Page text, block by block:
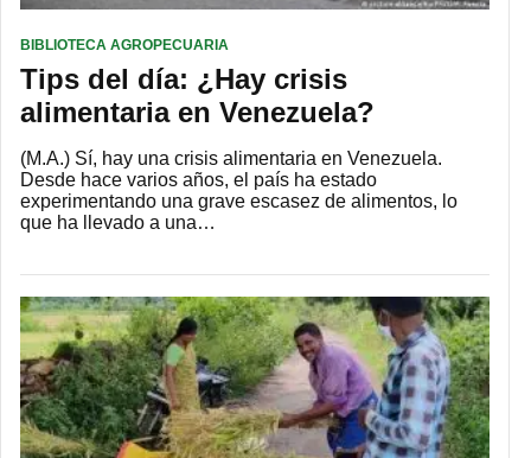
BIBLIOTECA AGROPECUARIA
Tips del día: ¿Hay crisis
alimentaria en Venezuela?
(M.A.) Sí, hay una crisis alimentaria en Venezuela.
Desde hace varios años, el país ha estado
experimentando una grave escasez de alimentos, lo
que ha llevado a una…